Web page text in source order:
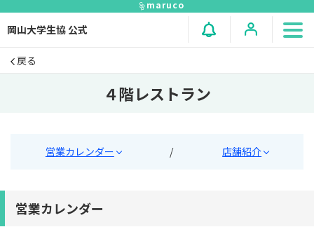
maruco
岡山大学生協 公式
戻る
４階レストラン
営業カレンダー / 店舗紹介
営業カレンダー